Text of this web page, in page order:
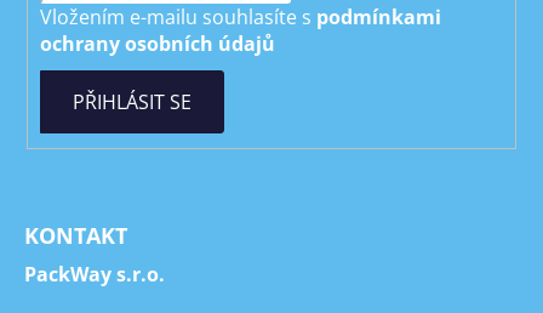
Vložením e-mailu souhlasíte s podmínkami
ochrany osobních údajů
PŘIHLÁSIT SE
KONTAKT
PackWay s.r.o.